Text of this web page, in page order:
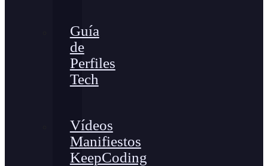
Guía
de
Perfiles
Tech
Vídeos
Manifiestos
KeepCoding